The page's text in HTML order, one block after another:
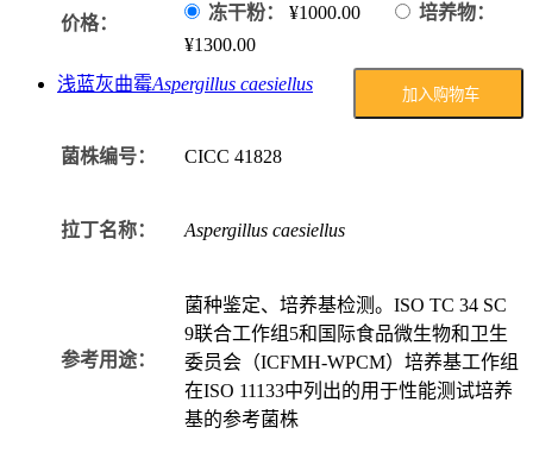
价格：
冻干粉： ¥1000.00
培养物：
¥1300.00
浅蓝灰曲霉Aspergillus caesiellus
加入购物车
菌株编号： CICC 41828
拉丁名称： Aspergillus caesiellus
参考用途：
菌种鉴定、培养基检测。ISO TC 34 SC
9联合工作组5和国际食品微生物和卫生
委员会（ICFMH-WPCM）培养基工作组
在ISO 11133中列出的用于性能测试培养
基的参考菌株